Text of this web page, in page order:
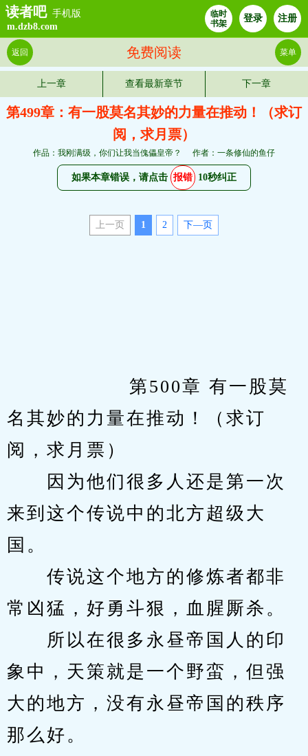
读者吧 手机版
m.dzb8.com
临时
书架
登录 注册
免费阅读
返回 菜单
上一章 查看最新章节 下一章
第499章：有一股莫名其妙的力量在推动！（求订
阅，求月票）
作品：我刚满级，你们让我当傀儡皇帝？ 作者：一条修仙的鱼仔
如果本章错误，请点击 报错 10秒纠正
上一页 1 2 下—页
名其妙的力量在推动！（求订
阅，求月票）
因为他们很多人还是第一次
来到这个传说中的北方超级大
国。
传说这个地方的修炼者都非
常凶猛，好勇斗狠，血腥厮杀。
所以在很多永昼帝国人的印
象中，天策就是一个野蛮，但强
大的地方，没有永昼帝国的秩序
那么好。